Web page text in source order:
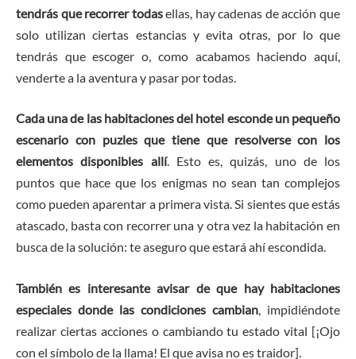
tendrás que recorrer todasellas, hay cadenas de acción que
solo utilizan ciertas estancias y evita otras, por lo que
tendrás que escoger o, como acabamos haciendo aquí,
venderte a la aventura y pasar por todas.
Cada una de las habitaciones del hotel esconde un pequeño
escenario con puzles que tiene que resolverse con los
elementos disponibles allí. Esto es, quizás, uno de los
puntos que hace que los enigmas no sean tan complejos
como pueden aparentar a primera vista. Si sientes que estás
atascado, basta con recorrer una y otra vez la habitación en
busca de la solución: te aseguro que estará ahí escondida.
También es interesante avisar de que hay habitaciones
especiales donde las condiciones cambian , impidiéndote
realizar ciertas acciones o cambiando tu estado vital [¡Ojo
con el símbolo de la llama! El que avisa no es traidor].